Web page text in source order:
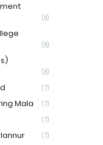
(8)
(8)
(8)
(7)
Mala (7)
(7)
(7)